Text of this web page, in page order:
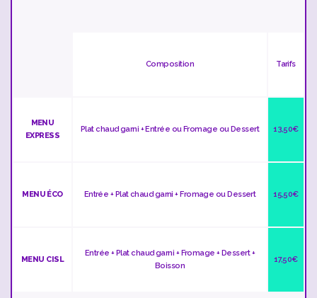
Composition Tarifs
MENU
EXPRESS
Plat chaud garni + Entrée ou Fromage ou Dessert 13,50€
MENU ÉCO Entrée + Plat chaud garni + Fromage ou Dessert 15,50€
MENU CISL
Entrée + Plat chaud garni + Fromage + Dessert +
Boisson
17,50€